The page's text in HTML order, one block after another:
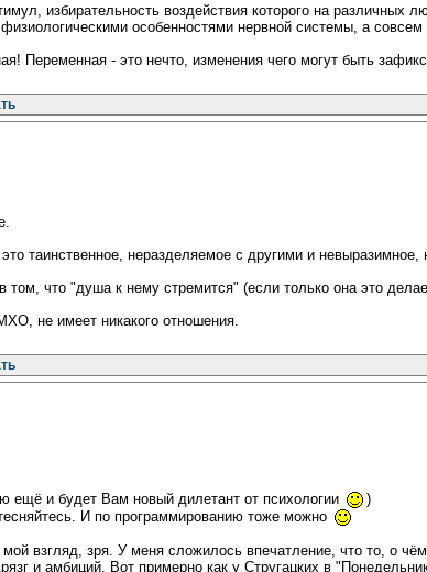
избирательность воздействия которого на
особенностями нервной системы, а совсем
Переменная - это нечто, изменения чего могут быть
таинственное, неразделяемое с другими и
том, что "душа к нему стремится" (если только она это
не имеет никакого отношения.
ещё и будет Вам новый дилетант от психологии
)
И по программированию тоже можно
взгляд, зря. У меня сложилось впечатление, что то, о
и амбиций. Вот примерно как у Стругацких в